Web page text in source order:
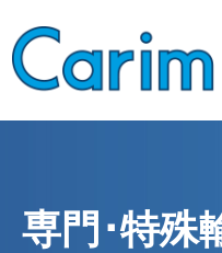
専門･特殊